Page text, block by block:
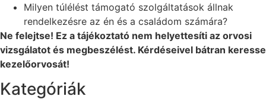
Milyen túlélést támogató szolgáltatások állnak
rendelkezésre az én és a családom számára?
Ne felejtse! Ez a tájékoztató nem helyettesíti az orvosi
vizsgálatot és megbeszélést. Kérdéseivel bátran keresse
kezelőorvosát!
Kategóriák